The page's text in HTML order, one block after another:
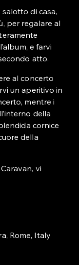
di casa,
per regalare al
e farvi
atto.
al concerto
un aperitivo in
mentre i
della
cornice
della
vi
Rome, Italy